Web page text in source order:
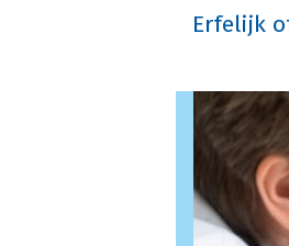
Erfelijk